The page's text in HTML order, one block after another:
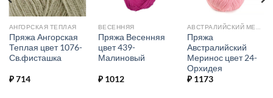
АНГОРСКАЯ ТЕПЛАЯ
Пряжа Ангорская
Теплая цвет 1076-
Св.фисташка
₽714
ВЕСЕННЯЯ
Пряжа Весенняя
цвет 439-
Малиновый
₽1012
Пряжа
Австралийский
Меринос цвет 24-
Орхидея
₽1173